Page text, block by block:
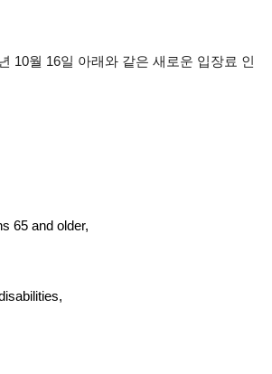
10월 16일 아래와 같은 새로운 입장료 인
65 and older,